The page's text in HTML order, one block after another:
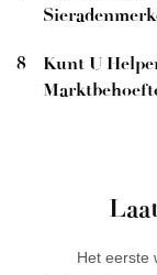
8
Kunt U
Het eerste